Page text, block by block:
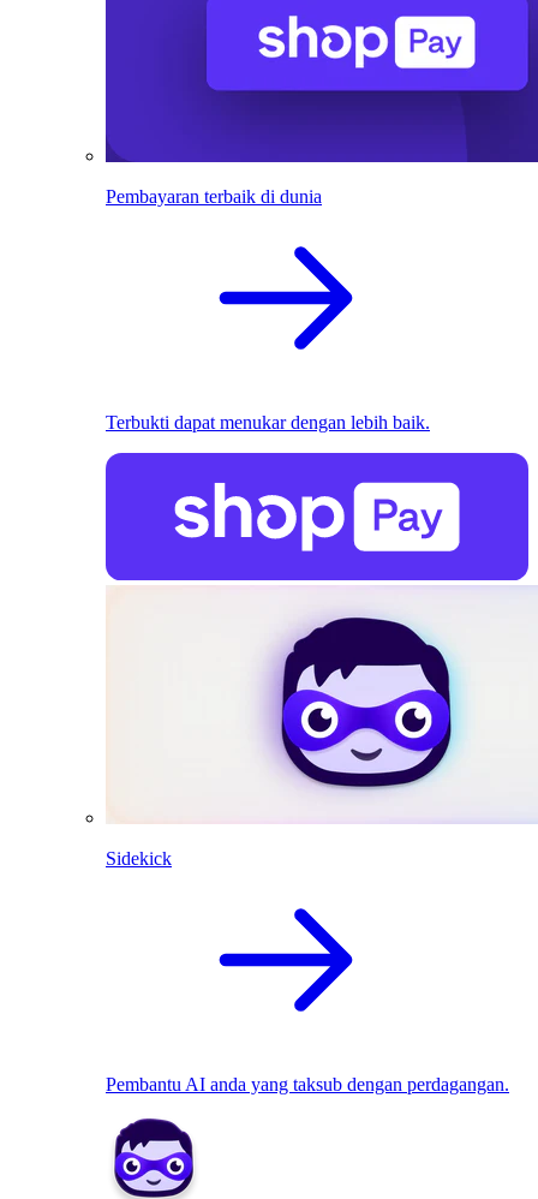
Pembayaran terbaik di dunia
Terbukti dapat menukar dengan lebih baik.
Sidekick
Pembantu AI anda yang taksub dengan perdagangan.